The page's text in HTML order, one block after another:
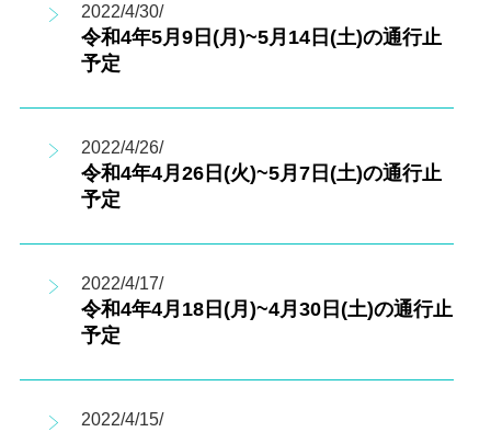
2022/4/30/
令和4年5月9日(月)~5月14日(土)の通行止
予定
2022/4/26/
令和4年4月26日(火)~5月7日(土)の通行止
予定
2022/4/17/
令和4年4月18日(月)~4月30日(土)の通行止
予定
2022/4/15/